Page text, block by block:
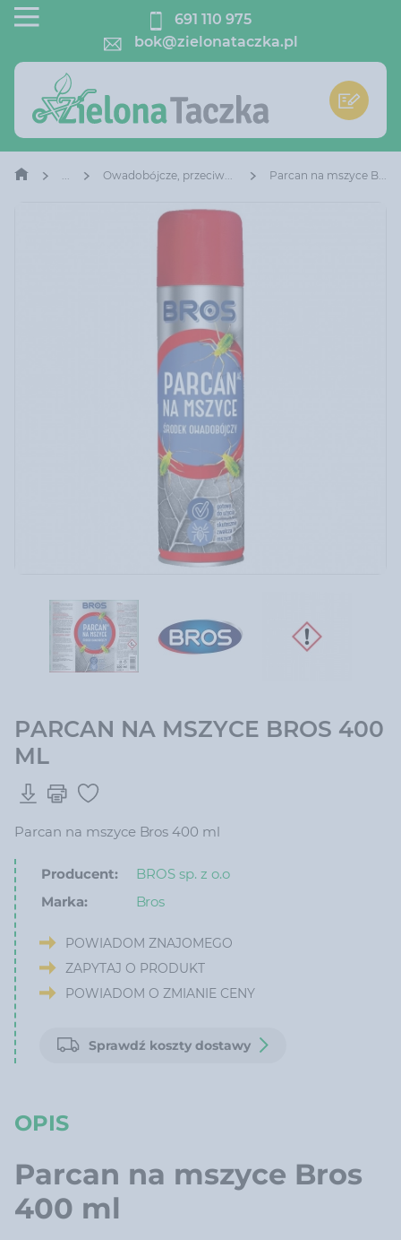
691 110 975
bok@zielonataczka.pl
Owadobójcze, przeciwko insektom Parcan na mszyce Bros 400 ml
PARCAN NA MSZYCE BROS 400
ML
Parcan na mszyce Bros 400 ml
Producent:
BROS sp. z o.o
Marka:
Bros
POWIADOM ZNAJOMEGO
ZAPYTAJ O PRODUKT
POWIADOM O ZMIANIE CENY
Sprawdź koszty dostawy
OPIS
Parcan na mszyce Bros
400 ml